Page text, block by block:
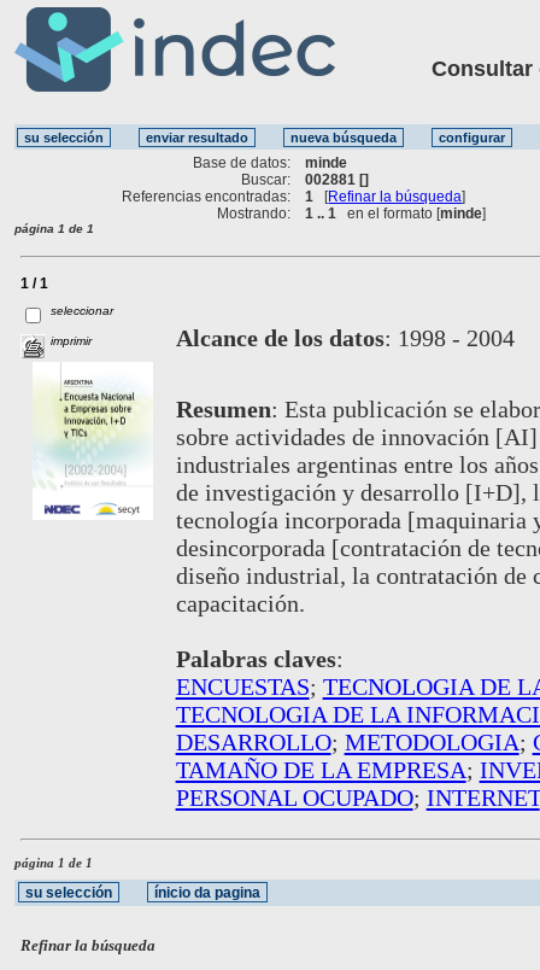
Consultar
Base de datos:
minde
Buscar:
002881 []
Referencias encontradas:
1 [Refinar la búsqueda]
Mostrando:
1 .. 1 en el formato [minde]
página 1 de 1
1 / 1
seleccionar
imprimir Alcance de los datos: 1998 - 2004
Resumen: Esta publicación se
sobre actividades de innovación
industriales argentinas entre los
de investigación y desarrollo [I+D],
tecnología incorporada [maquinaria
desincorporada [contratación de
diseño industrial, la contratación de
capacitación.
Palabras claves:
ENCUESTAS; TECNOLOGIA DE
TECNOLOGIA DE LA
DESARROLLO; METODOLOGIA;
TAMAÑO DE LA EMPRESA;
PERSONAL OCUPADO; INTERNET
página 1 de 1
Refinar la búsqueda